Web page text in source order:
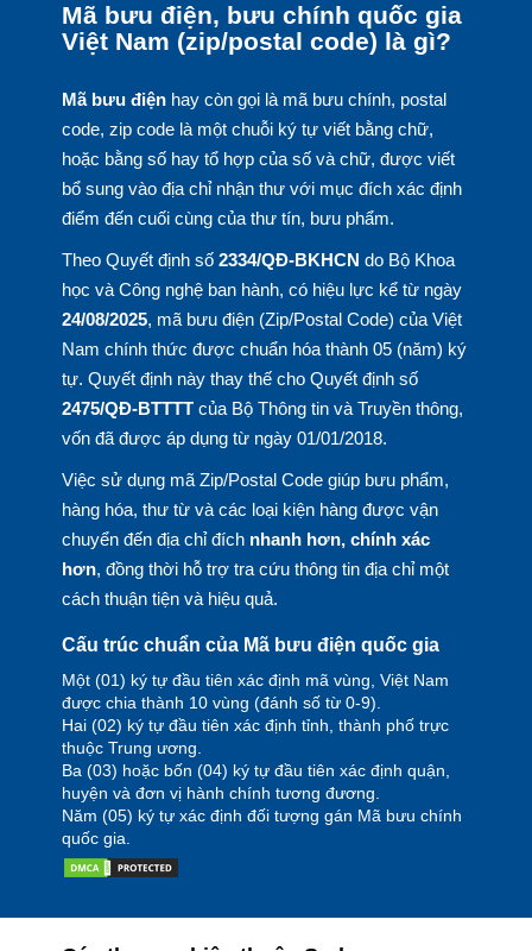
Mã bưu điện, bưu chính quốc gia
Việt Nam (zip/postal code) là gì?
Mã bưu điệnhay còn gọi là mã bưu chính, postal
code, zip code là một chuỗi ký tự viết bằng chữ,
hoặc bằng số hay tổ hợp của số và chữ, được viết
bổ sung vào địa chỉ nhận thư với mục đích xác định
điểm đến cuối cùng của thư tín, bưu phẩm.
Theo Quyết định số 2334/QĐ-BKHCN do Bộ Khoa
học và Công nghệ ban hành, có hiệu lực kể từ ngày
24/08/2025, mã bưu điện (Zip/Postal Code) của Việt
Nam chính thức được chuẩn hóa thành 05 (năm) ký
tự. Quyết định này thay thế cho Quyết định số
2475/QĐ-BTTTTcủa Bộ Thông tin và Truyền thông,
vốn đã được áp dụng từ ngày 01/01/2018.
Việc sử dụng mã Zip/Postal Code giúp bưu phẩm,
hàng hóa, thư từ và các loại kiện hàng được vận
chuyển đến địa chỉ đích nhanh hơn, chính xác
hơn, đồng thời hỗ trợ tra cứu thông tin địa chỉ một
cách thuận tiện và hiệu quả.
Cấu trúc chuẩn của Mã bưu điện quốc gia
Một (01) ký tự đầu tiên xác định mã vùng, Việt Nam
được chia thành 10 vùng (đánh số từ 0-9).
Hai (02) ký tự đầu tiên xác định tỉnh, thành phố trực
thuộc Trung ương.
Ba (03) hoặc bốn (04) ký tự đầu tiên xác định quận,
huyện và đơn vị hành chính tương đương.
Năm (05) ký tự xác định đối tượng gán Mã bưu chính
quốc gia.